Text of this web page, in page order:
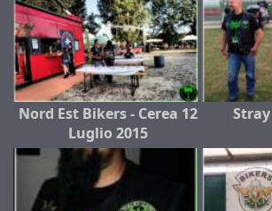
Nord Est Bikers - Cerea 12
Luglio 2015
Stray